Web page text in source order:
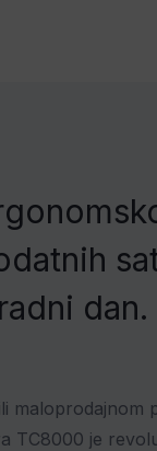
dan.
TC8000 je